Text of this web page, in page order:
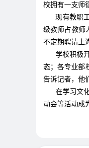
校拥有一支师
现有教职
级教师占教师
不定期聘请上
学校积极
态；各专业部
告诉记者，他
在学习文
动会等活动成